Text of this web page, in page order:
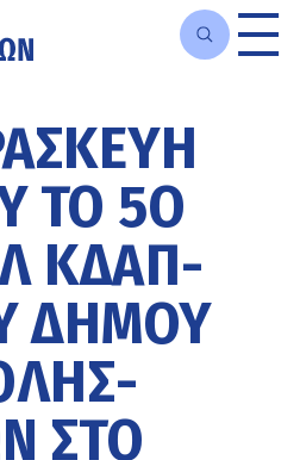
ΤΟ 5Ο
ΚΔΑΠ-
ΔΉΜΟΥ
ΣΤΟ